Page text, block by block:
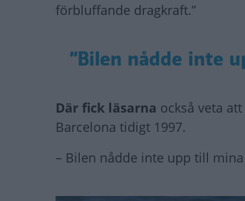
förbluffande dragkraft.”
”Bilen nådde inte
Där fick läsarna också veta
Barcelona tidigt 1997.
– Bilen nådde inte upp till